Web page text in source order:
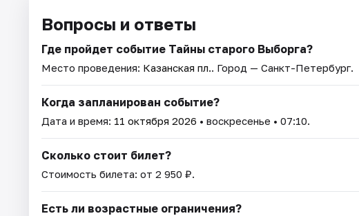
Вопросы и ответы
Где пройдет событие Тайны старого Выборга?
Место проведения: Казанская пл.. Город — Санкт-Петербург.
Когда запланирован событие?
Дата и время: 11 октября 2026 • воскресенье • 07:10.
Сколько стоит билет?
Стоимость билета: от 2 950 ₽.
Есть ли возрастные ограничения?